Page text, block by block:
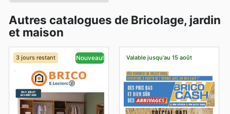
Autres catalogues de Bricolage, jardin
et maison
3 jours restant Nouveau! Valable jusqu'au 15 août